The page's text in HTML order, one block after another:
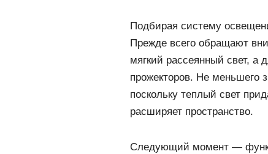
Подбирая систему
Прежде всего обращают
мягкий рассеянный свет,
прожекторов. Не меньшего
поскольку теплый свет
расширяет пространство.
Следующий момент —